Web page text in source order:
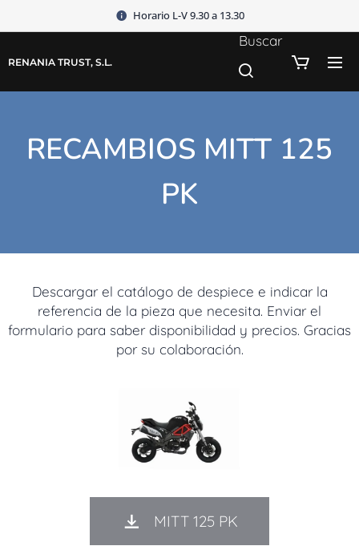
Horario L-V 9.30 a 13.30
RENANIA TRUST, S.L.
Buscar
RECAMBIOS MITT 125
PK
Descargar el catálogo de despiece e indicar la
referencia de la pieza que necesita. Enviar el
formulario para saber disponibilidad y precios. Gracias
por su colaboración.
MITT 125 PK